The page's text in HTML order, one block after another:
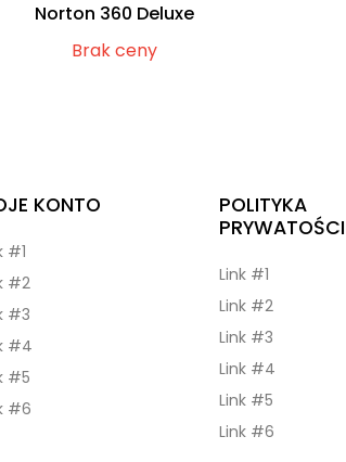
Norton 360 Deluxe
Brak ceny
KONTO
#1
#2
#3
#4
#5
#6
POLITYKA
PRYWATOŚCI
Link #1
Link #2
Link #3
Link #4
Link #5
Link #6